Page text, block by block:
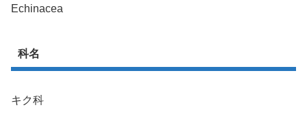
Echinacea
科名
キク科